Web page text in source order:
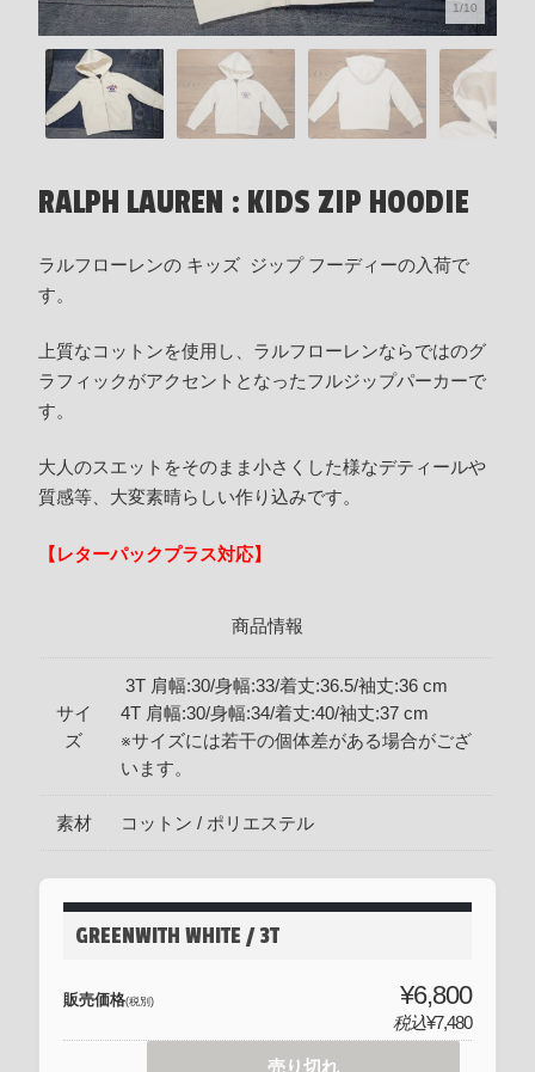
1/10
RALPH LAUREN : KIDS ZIP HOODIE
ラルフローレンの キッズ ジップ フーディーの入荷で
す。
上質なコットンを使用し、ラルフローレンならではのグ
ラフィックがアクセントとなったフルジップパーカーで
す。
大人のスエットをそのまま小さくした様なデティールや
質感等、大変素晴らしい作り込みです。
【レターパックプラス対応】
商品情報
サイ
ズ
3T 肩幅:30/身幅:33/着丈:36.5/袖丈:36 cm
4T 肩幅:30/身幅:34/着丈:40/袖丈:37 cm
※サイズには若干の個体差がある場合がござ
います。
素材 コットン / ポリエステル
GREENWITH WHITE / 3T
販売価格(税別) ¥6,800
税込¥7,480
売り切れ